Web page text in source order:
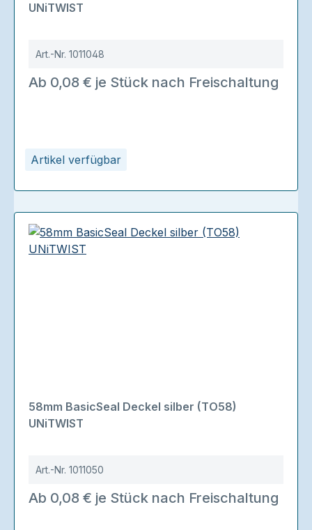
Artikel verfügbar
UNiTWIST
Art.-Nr. 1011048
Ab 0,08 € je Stück nach Freischaltung
58mm BasicSeal Deckel silber (TO58)
UNiTWIST
Art.-Nr. 1011050
Ab 0,08 € je Stück nach Freischaltung